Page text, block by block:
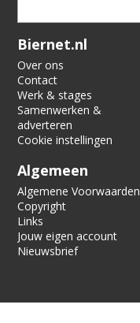
Verification code:
Biernet.nl
Over ons
Contact
Werk & stages
Samenwerken &
adverteren
Cookie instellingen
Algemeen
Algemene Voorwaarden
Copyright
Links
Jouw eigen account
Nieuwsbrief